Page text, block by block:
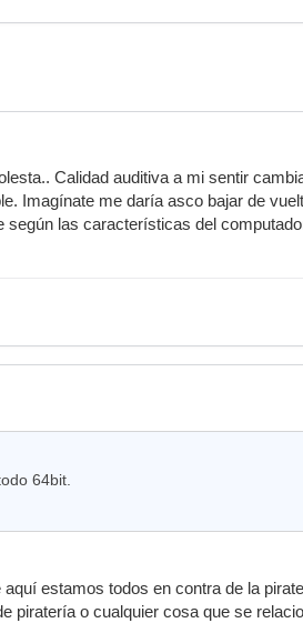
Calidad auditiva a mi sentir
Imagínate me daría asco bajar de
las características del
64bit.
estamos todos en contra de la
piratería o cualquier cosa que se